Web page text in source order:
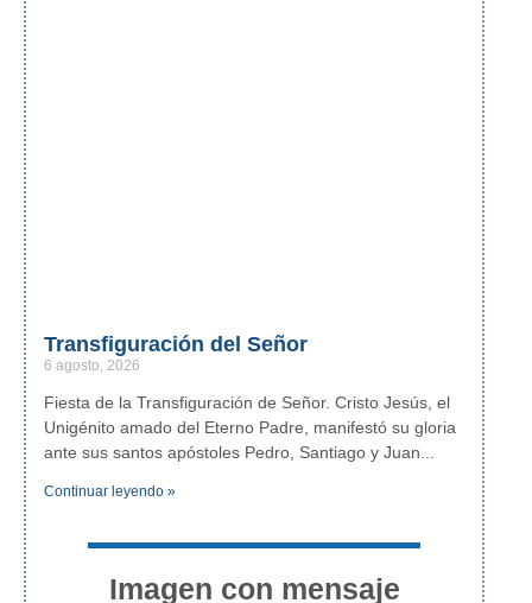
Transfiguración del Señor
6 agosto, 2026
Fiesta de la Transfiguración de Señor. Cristo Jesús, el
Unigénito amado del Eterno Padre, manifestó su gloria
ante sus santos apóstoles Pedro, Santiago y Juan
Continuar leyendo »
Imagen con mensaje